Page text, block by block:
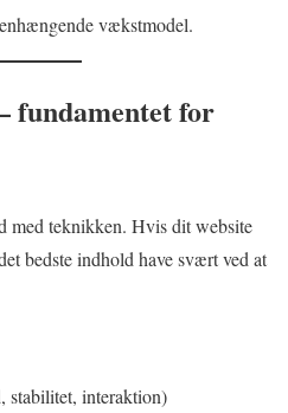
vækstmodel.
fundamentet for
med teknikken. Hvis dit website
bedste indhold have svært ved at
stabilitet, interaktion)